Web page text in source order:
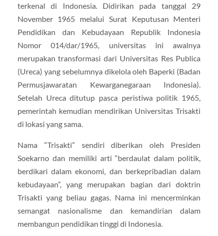
terkenal di Indonesia. Didirikan pada tanggal 29
November 1965 melalui Surat Keputusan Menteri
Pendidikan dan Kebudayaan Republik Indonesia
Nomor 014/dar/1965, universitas ini awalnya
merupakan transformasi dari Universitas Res Publica
(Ureca) yang sebelumnya dikelola oleh Baperki (Badan
Permusjawaratan Kewarganegaraan Indonesia).
Setelah Ureca ditutup pasca peristiwa politik 1965,
pemerintah kemudian mendirikan Universitas Trisakti
di lokasi yang sama.
Nama “Trisakti” sendiri diberikan oleh Presiden
Soekarno dan memiliki arti “berdaulat dalam politik,
berdikari dalam ekonomi, dan berkepribadian dalam
kebudayaan”, yang merupakan bagian dari doktrin
Trisakti yang beliau gagas. Nama ini mencerminkan
semangat nasionalisme dan kemandirian dalam
membangun pendidikan tinggi di Indonesia.